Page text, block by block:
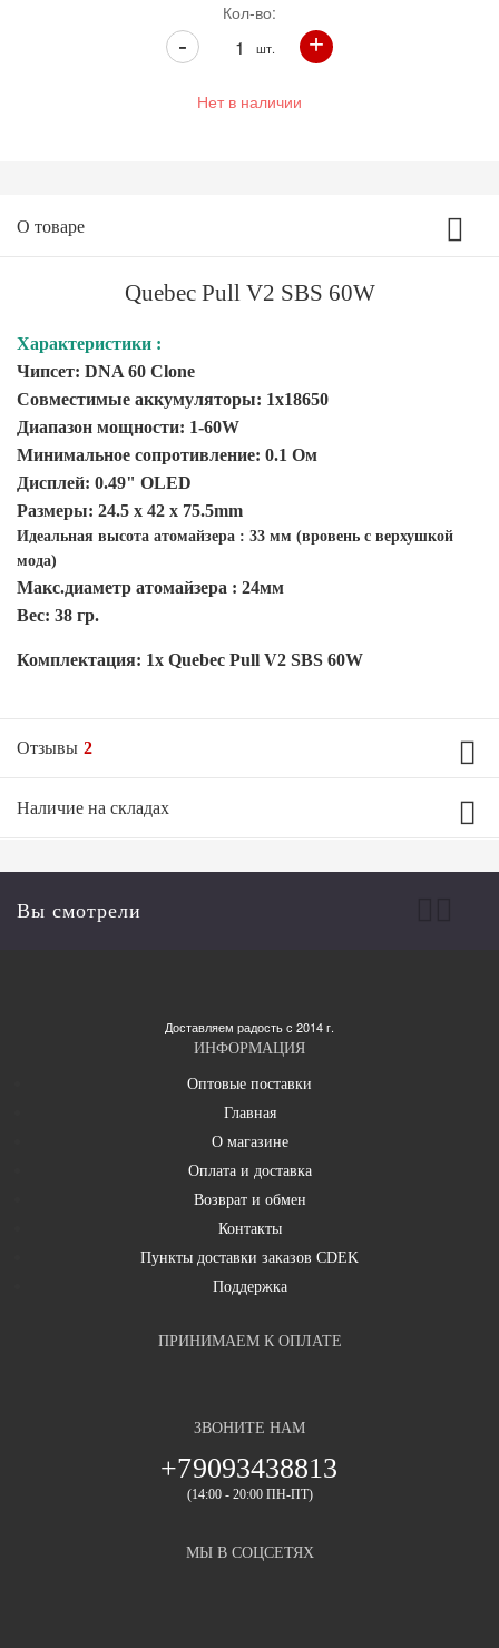
Кол-во:
шт. +
-
Нет в наличии
О товаре
Quebec Pull V2 SBS 60W
Характеристики :
Чипсет: DNA 60 Clone
Совместимые аккумуляторы: 1x18650
Диапазон мощности: 1-60W
Минимальное сопротивление: 0.1 Ом
Дисплей: 0.49" OLED
Размеры: 24.5 x 42 x 75.5mm
Идеальная высота атомайзера : 33 мм (вровень с верхушкой
мода)
Макс.диаметр атомайзера : 24мм
Вес: 38 гр.
Комплектация: 1x Quebec Pull V2 SBS 60W
Отзывы 2
Средняя оценка товара
комментарий
Евгений
Оценка:
Супер. После металлических SBS, как будто подик в руке.
имеет стелс, переворот дисплея. Очень доволен.
Наличие на складах
Подробнее о складе
Вы смотрели
Доставляем радость с 2014 г.
ИНФОРМАЦИЯ
Оптовые поставки
Главная
О магазине
Оплата и доставка
Возврат и обмен
Контакты
Пункты доставки заказов CDEK
Поддержка
ПРИНИМАЕМ К ОПЛАТЕ
ЗВОНИТЕ НАМ
+79093438813
(14:00 - 20:00 ПН-ПТ)
МЫ В СОЦСЕТЯХ